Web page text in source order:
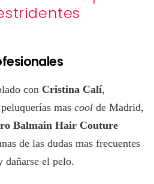
con Cristina Calí,
mas cool de Madrid,
Balmain Hair Couture
de las dudas mas frecuentes
dañarse el pelo.